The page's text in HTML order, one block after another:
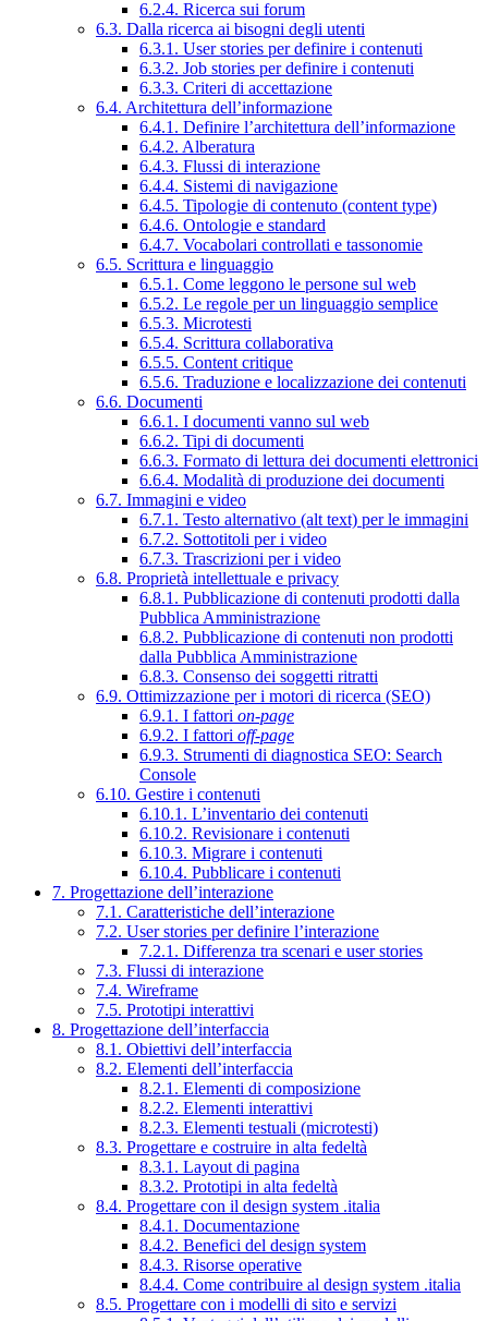
6.2.4. Ricerca sui forum
6.3. Dalla ricerca ai bisogni degli utenti
6.3.1. User stories per definire i contenuti
6.3.2. Job stories per definire i contenuti
6.3.3. Criteri di accettazione
6.4. Architettura dell’informazione
6.4.1. Definire l’architettura dell’informazione
6.4.2. Alberatura
6.4.3. Flussi di interazione
6.4.4. Sistemi di navigazione
6.4.5. Tipologie di contenuto (content type)
6.4.6. Ontologie e standard
6.4.7. Vocabolari controllati e tassonomie
6.5. Scrittura e linguaggio
6.5.1. Come leggono le persone sul web
6.5.2. Le regole per un linguaggio semplice
6.5.3. Microtesti
6.5.4. Scrittura collaborativa
6.5.5. Content critique
6.5.6. Traduzione e localizzazione dei contenuti
6.6. Documenti
6.6.1. I documenti vanno sul web
6.6.2. Tipi di documenti
6.6.3. Formato di lettura dei documenti elettronici
6.6.4. Modalità di produzione dei documenti
6.7. Immagini e video
6.7.1. Testo alternativo (alt text) per le immagini
6.7.2. Sottotitoli per i video
6.7.3. Trascrizioni per i video
6.8. Proprietà intellettuale e privacy
6.8.1. Pubblicazione di contenuti prodotti dalla
Pubblica Amministrazione
6.8.2. Pubblicazione di contenuti non prodotti
dalla Pubblica Amministrazione
6.8.3. Consenso dei soggetti ritratti
6.9. Ottimizzazione per i motori di ricerca (SEO)
6.9.1. I fattori on-page
6.9.2. I fattori off-page
6.9.3. Strumenti di diagnostica SEO: Search
Console
6.10. Gestire i contenuti
6.10.1. L’inventario dei contenuti
6.10.2. Revisionare i contenuti
6.10.3. Migrare i contenuti
6.10.4. Pubblicare i contenuti
7. Progettazione dell’interazione
7.1. Caratteristiche dell’interazione
7.2. User stories per definire l’interazione
7.2.1. Differenza tra scenari e user stories
7.3. Flussi di interazione
7.4. Wireframe
7.5. Prototipi interattivi
8. Progettazione dell’interfaccia
8.1. Obiettivi dell’interfaccia
8.2. Elementi dell’interfaccia
8.2.1. Elementi di composizione
8.2.2. Elementi interattivi
8.2.3. Elementi testuali (microtesti)
8.3. Progettare e costruire in alta fedeltà
8.3.1. Layout di pagina
8.3.2. Prototipi in alta fedeltà
8.4. Progettare con il design system .italia
8.4.1. Documentazione
8.4.2. Benefici del design system
8.4.3. Risorse operative
8.4.4. Come contribuire al design system .italia
8.5. Progettare con i modelli di sito e servizi